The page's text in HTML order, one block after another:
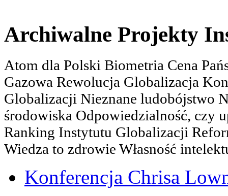
Archiwalne Projekty
Atom dla Polski Biometria Cena
Gazowa Rewolucja Globalizacja
Globalizacji Nieznane ludobójstwo
środowiska Odpowiedzialność, czy
Ranking Instytutu Globalizacji
Wiedza to zdrowie Własność
Konferencja Chrisa